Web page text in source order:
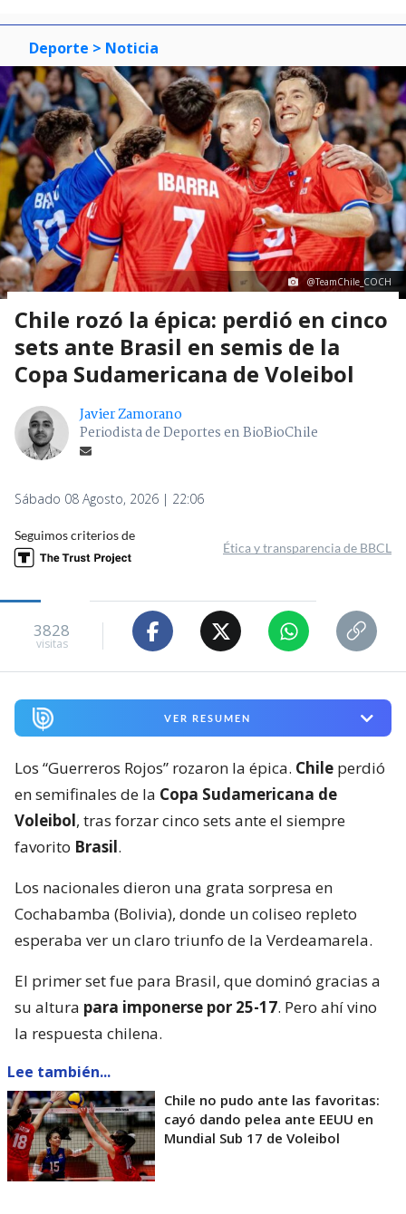
Deporte > Noticia
@TeamChile_COCH
Chile rozó la épica: perdió en cinco
sets ante Brasil en semis de la
Copa Sudamericana de Voleibol
Javier Zamorano
Periodista de Deportes en BioBioChile
Sábado 08 Agosto, 2026 | 22:06
Seguimos criterios de
Ética y transparencia de BBCL
3828
visitas
VER RESUMEN
Los “Guerreros Rojos” rozaron la épica. Chile perdió
en semifinales de la Copa Sudamericana de
Voleibol, tras forzar cinco sets ante el siempre
favorito Brasil.
Los nacionales dieron una grata sorpresa en
Cochabamba (Bolivia), donde un coliseo repleto
esperaba ver un claro triunfo de la Verdeamarela.
El primer set fue para Brasil, que dominó gracias a
su altura para imponerse por 25-17. Pero ahí vino
la respuesta chilena.
Lee también...
Chile no pudo ante las favoritas:
cayó dando pelea ante EEUU en
Mundial Sub 17 de Voleibol